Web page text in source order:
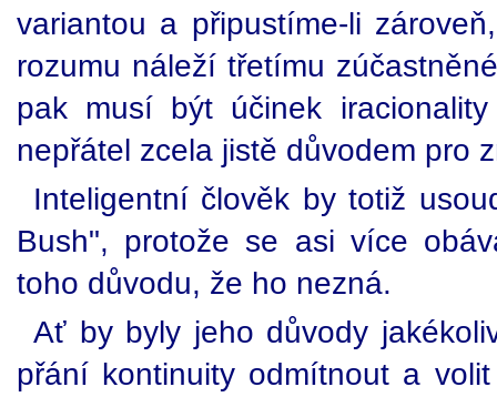
variantou a připustíme-li
rozumu náleží třetímu
pak musí být účinek
nepřátel zcela jistě důvodem pro
Inteligentní člověk by totiž
Bush", protože se asi více
toho důvodu, že ho nezná.
Ať by byly jeho důvody
přání kontinuity odmítnout a